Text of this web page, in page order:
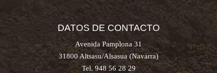
DATOS DE CONTACTO
Avenida Pamplona 31
31800 Altsasu/Alsasua (Navarra)
Tel. 948 56 28 29